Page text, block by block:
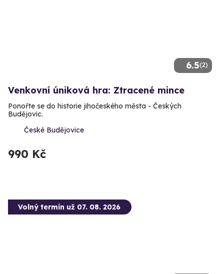
6.5(2)
Venkovní úniková hra: Ztracené mince
Ponořte se do historie jihočeského města - Českých
Budějovic.
České Budějovice
990 Kč
Volný termín už 07. 08. 2026